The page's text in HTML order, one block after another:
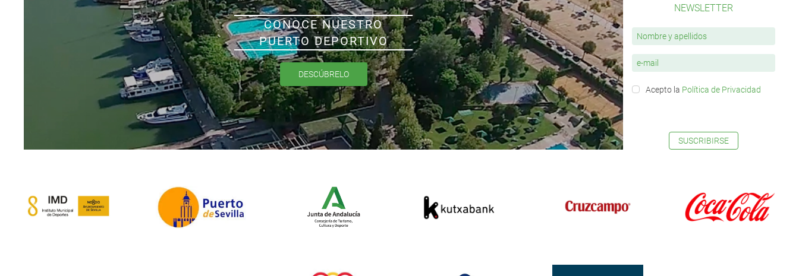
CONOCE NUESTRO
PUERTO DEPORTIVO
DESCÚBRELO
NEWSLETTER
Acepto la Política de Privacidad
SUSCRIBIRSE